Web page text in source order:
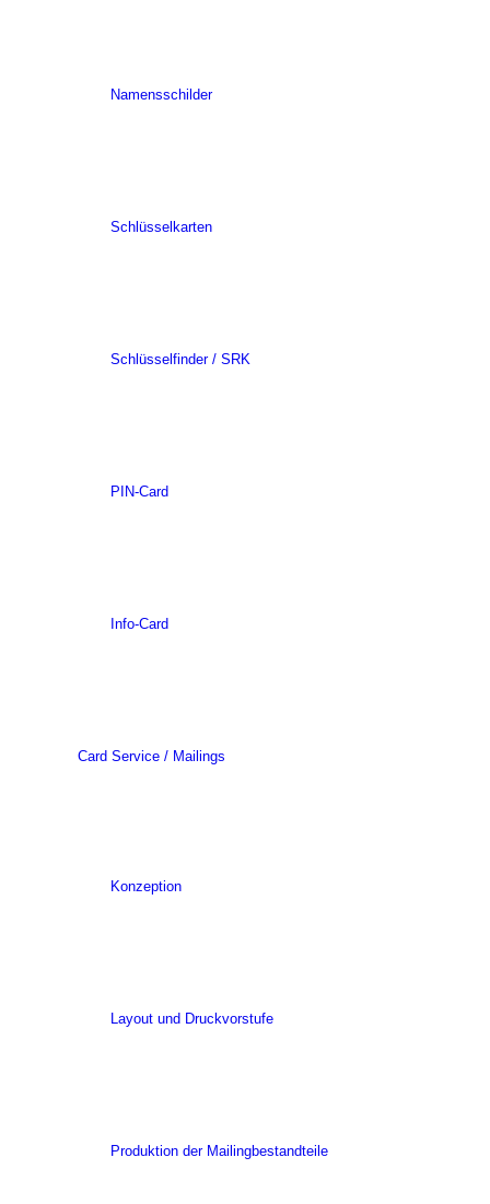
Namensschilder
Schlüsselkarten
Schlüsselfinder / SRK
PIN-Card
Info-Card
Card Service / Mailings
Konzeption
Layout und Druckvorstufe
Produktion der Mailingbestandteile